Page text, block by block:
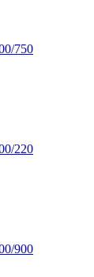
750
220
900